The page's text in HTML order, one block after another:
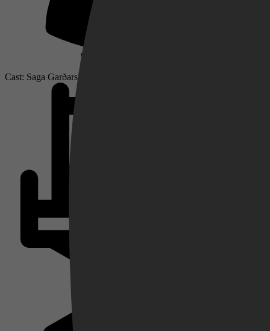
Cast: Saga Garðarsdóttir, Sverrir Gudnason, Ída Mekkín Hlynsdóttir